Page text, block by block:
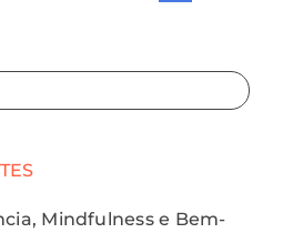
Mindfulness e Bem-